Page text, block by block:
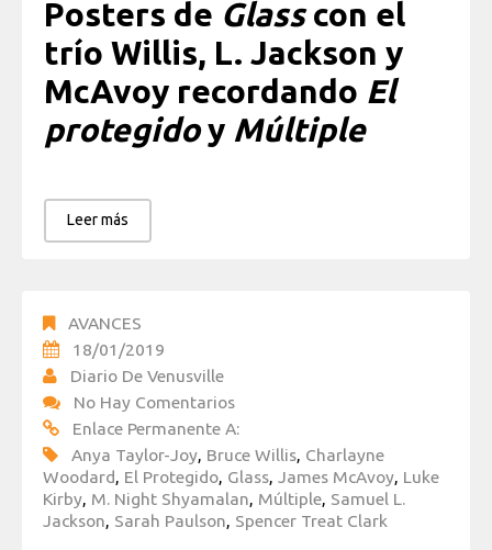
Posters de Glasscon el
trío Willis, L. Jackson y
McAvoy recordando El
protegidoy Múltiple
Leer más
AVANCES
18/01/2019
Diario De Venusville
No Hay Comentarios
Enlace Permanente A:
Anya Taylor-Joy, Bruce Willis, Charlayne
Woodard, El Protegido, Glass, James McAvoy, Luke
Kirby, M. Night Shyamalan, Múltiple, Samuel L.
Jackson, Sarah Paulson, Spencer Treat Clark